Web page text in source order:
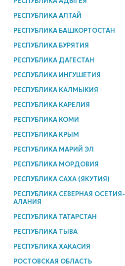
РЕСПУБЛИКА АЛТАЙ
РЕСПУБЛИКА БАШКОРТОСТАН
РЕСПУБЛИКА БУРЯТИЯ
РЕСПУБЛИКА ДАГЕСТАН
РЕСПУБЛИКА ИНГУШЕТИЯ
РЕСПУБЛИКА КАЛМЫКИЯ
РЕСПУБЛИКА КАРЕЛИЯ
РЕСПУБЛИКА КОМИ
РЕСПУБЛИКА КРЫМ
РЕСПУБЛИКА МАРИЙ ЭЛ
РЕСПУБЛИКА МОРДОВИЯ
РЕСПУБЛИКА САХА (ЯКУТИЯ)
РЕСПУБЛИКА СЕВЕРНАЯ ОСЕТИЯ-
АЛАНИЯ
РЕСПУБЛИКА ТАТАРСТАН
РЕСПУБЛИКА ТЫВА
РЕСПУБЛИКА ХАКАСИЯ
РОСТОВСКАЯ ОБЛАСТЬ